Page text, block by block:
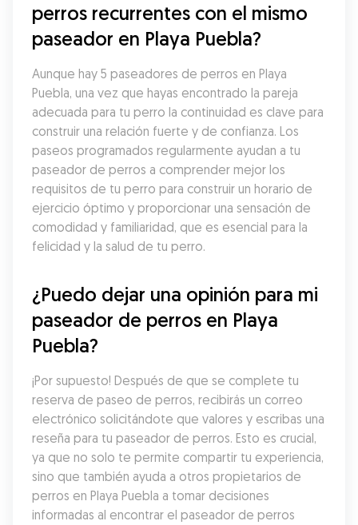
perros recurrentes con el mismo
paseador en Playa Puebla?
Aunque hay 5 paseadores de perros en Playa
Puebla, una vez que hayas encontrado la pareja
adecuada para tu perro la continuidad es clave para
construir una relación fuerte y de confianza. Los
paseos programados regularmente ayudan a tu
paseador de perros a comprender mejor los
requisitos de tu perro para construir un horario de
ejercicio óptimo y proporcionar una sensación de
comodidad y familiaridad, que es esencial para la
felicidad y la salud de tu perro.
¿Puedo dejar una opinión para mi
paseador de perros en Playa
Puebla?
¡Por supuesto! Después de que se complete tu
reserva de paseo de perros, recibirás un correo
electrónico solicitándote que valores y escribas una
reseña para tu paseador de perros. Esto es crucial,
ya que no solo te permite compartir tu experiencia,
sino que también ayuda a otros propietarios de
perros en Playa Puebla a tomar decisiones
informadas al encontrar el paseador de perros